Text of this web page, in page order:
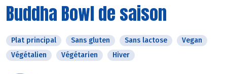
Buddha Bowl de saison
Plat principal Sans gluten Sans lactose
Vegan
Végétalien
Végétarien Hiver